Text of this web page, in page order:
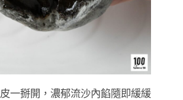
一掰開，濃郁流沙內餡隨即緩緩